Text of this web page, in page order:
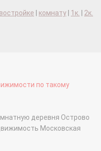
комнату 1к.
2к.
по такому
деревня Острово
Московская